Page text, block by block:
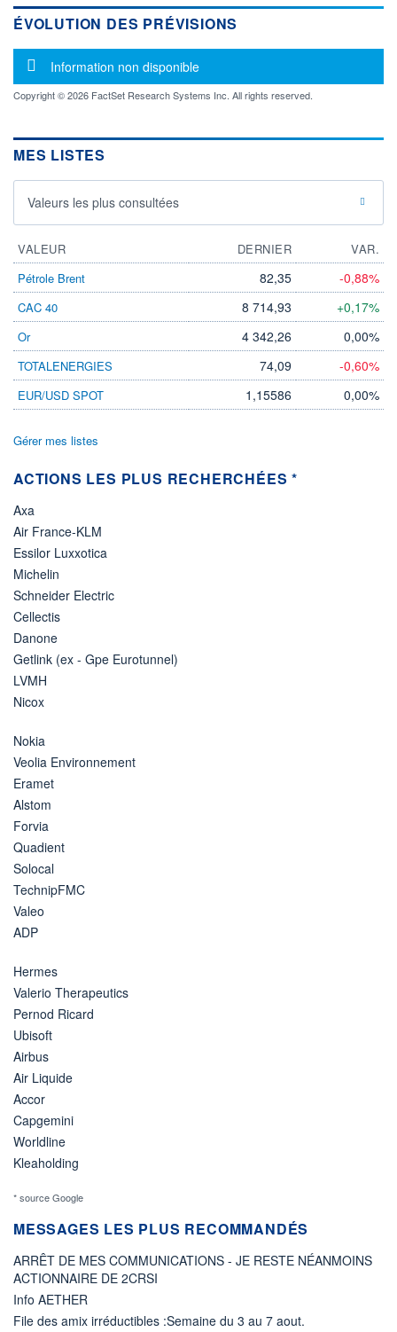
LIMITE À LA
BAISSE
0,0000
LIMITE À LA
HAUSSE
0,0000
RENDEMENT
ESTIMÉ 2026
- -
07.08.26 / 22:00:00
Non éligible
Boursobank
ÉVOLUTION DES PRÉVISIONS
Message d'information
Information non disponible
Copyright © 2026 FactSet Research Systems Inc. All rights reserved.
MES LISTES
Valeurs les plus consultées
VALEUR DERNIER
VAR.
Pétrole Brent
82,35 -0,88%
CAC 40 8 714,93 +0,17%
Or 4 342,26 0,00%
TOTALENERGIES 74,09 -0,60%
EUR/USD SPOT 1,15586 0,00%
Gérer mes listes
ACTIONS LES PLUS RECHERCHÉES *
Axa
Air France-KLM
Essilor Luxxotica
Michelin
Schneider Electric
Cellectis
Danone
Getlink (ex - Gpe Eurotunnel)
LVMH
Nicox
Nokia
Veolia Environnement
Eramet
Alstom
Forvia
Quadient
Solocal
TechnipFMC
Valeo
ADP
Hermes
Valerio Therapeutics
Pernod Ricard
Ubisoft
Airbus
Air Liquide
Accor
Capgemini
Worldline
Kleaholding
* source Google
MESSAGES LES PLUS RECOMMANDÉS
ARRÊT DE MES COMMUNICATIONS - JE RESTE NÉANMOINS
ACTIONNAIRE DE 2CRSI
Info AETHER
File des amix irréductibles :Semaine du 3 au 7 aout.